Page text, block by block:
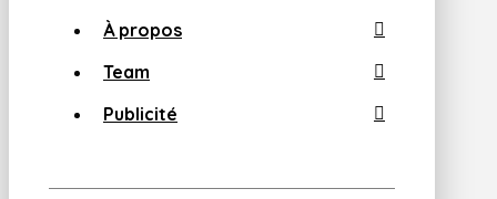
À propos
Team
Publicité